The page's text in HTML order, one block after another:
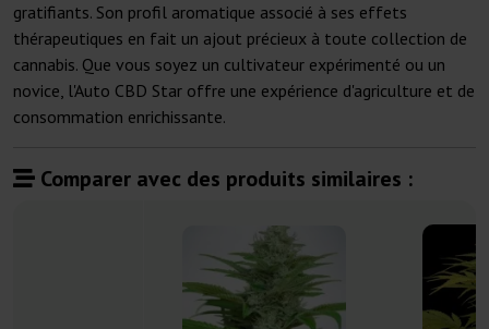
gratifiants. Son profil aromatique associé à ses effets
thérapeutiques en fait un ajout précieux à toute collection de
cannabis. Que vous soyez un cultivateur expérimenté ou un
novice, l'Auto CBD Star offre une expérience d'agriculture et de
consommation enrichissante.
Comparer avec des produits similaires :